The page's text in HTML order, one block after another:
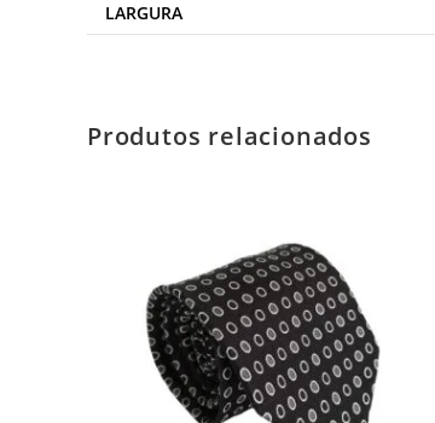
LARGURA
Produtos relacionados